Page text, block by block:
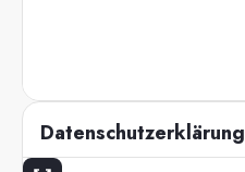
Datenschutzerklärung